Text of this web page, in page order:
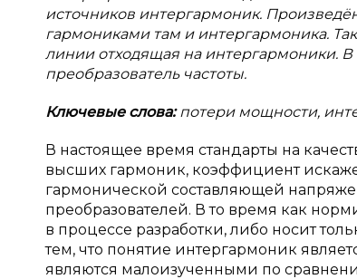
источников интергармоник.
гармониками там и интергармоника.
линии отходящая на интергармоники. В
преобразователь частоты.
Ключевые слова:потери мощности,
В настоящее время стандарты на
высших гармоник, коэффициент
гармонической составляющей
преобразователей. В то время как
в процессе разработки, либо носит
тем, что понятие интергармоник
являются малоизученными по